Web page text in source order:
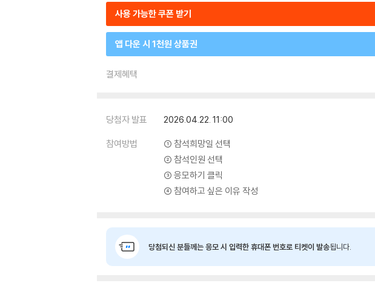
사용 가능한 쿠폰 받기
앱 다운 시 1천원 상품권
결제혜택
당첨자 발표 2026.04.22. 11:00
참여방법
① 참석희망일 선택
② 참석인원 선택
③ 응모하기 클릭
④ 참여하고 싶은 이유 작성
당첨되신 분들께는 응모 시 입력한 휴대폰 번호로 티켓이 발송됩니다.